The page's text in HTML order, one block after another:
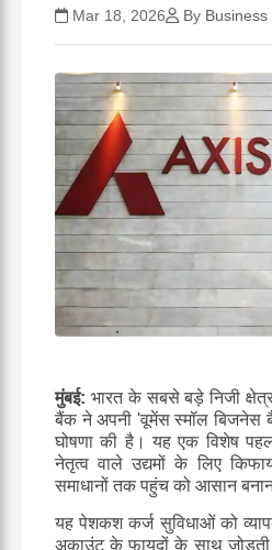
Mar 18, 2026 By Business
मुंबई: भारत के सबसे बड़े निजी
बैंक ने अपनी 'वूमेंस स्मॉल बिजनेस
घोषणा की है। यह एक विशेष
नेतृत्व वाले उद्यमों के लिए
समाधानों तक पहुंच को आसान
यह पेशकश कर्ज सुविधाओं को
अकाउंट के फायदों के साथ जोड़ती